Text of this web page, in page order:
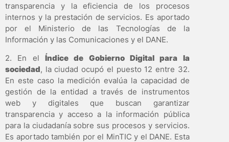
transparencia y la eficiencia de los procesos
internos y la prestación de servicios. Es aportado
por el Ministerio de las Tecnologías de la
Información y las Comunicaciones y el DANE.
2. En elÍndice de Gobierno Digital para la
sociedad, la ciudad ocupó el puesto 12 entre 32.
En este caso la medición evalúa la capacidad de
gestión de la entidad a través de instrumentos
web y digitales que buscan garantizar
transparencia y acceso a la información pública
para la ciudadanía sobre sus procesos y servicios.
Es aportado también por el MinTIC y el DANE. Esta